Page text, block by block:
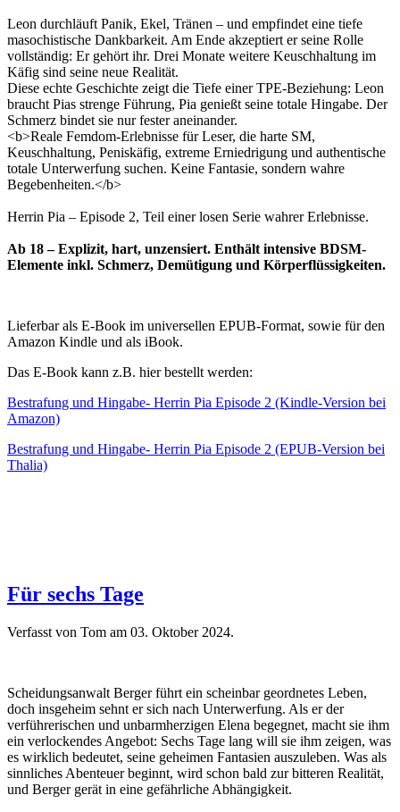
Leon durchläuft Panik, Ekel, Tränen – und empfindet eine tiefe
masochistische Dankbarkeit. Am Ende akzeptiert er seine Rolle
vollständig: Er gehört ihr. Drei Monate weitere Keuschhaltung im
Käfig sind seine neue Realität.
Diese echte Geschichte zeigt die Tiefe einer TPE-Beziehung: Leon
braucht Pias strenge Führung, Pia genießt seine totale Hingabe. Der
Schmerz bindet sie nur fester aneinander.
<b>Reale Femdom-Erlebnisse für Leser, die harte SM,
Keuschhaltung, Peniskäfig, extreme Erniedrigung und authentische
totale Unterwerfung suchen. Keine Fantasie, sondern wahre
Begebenheiten.</b>
Herrin Pia – Episode 2, Teil einer losen Serie wahrer Erlebnisse.
Ab 18 – Explizit, hart, unzensiert. Enthält intensive BDSM-
Elemente inkl. Schmerz, Demütigung und Körperflüssigkeiten.
Lieferbar als E-Book im universellen EPUB-Format, sowie für den
Amazon Kindle und als iBook.
Das E-Book kann z.B. hier bestellt werden:
Bestrafung und Hingabe- Herrin Pia Episode 2 (Kindle-Version bei
Amazon)
Bestrafung und Hingabe- Herrin Pia Episode 2 (EPUB-Version bei
Thalia)
Für sechs Tage
Verfasst von Tom am 03. Oktober 2024.
Scheidungsanwalt Berger führt ein scheinbar geordnetes Leben,
doch insgeheim sehnt er sich nach Unterwerfung. Als er der
verführerischen und unbarmherzigen Elena begegnet, macht sie ihm
ein verlockendes Angebot: Sechs Tage lang will sie ihm zeigen, was
es wirklich bedeutet, seine geheimen Fantasien auszuleben. Was als
sinnliches Abenteuer beginnt, wird schon bald zur bitteren Realität,
und Berger gerät in eine gefährliche Abhängigkeit.